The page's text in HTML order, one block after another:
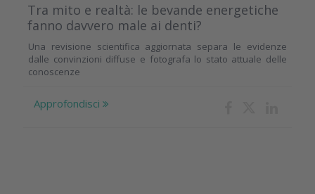
Tra mito e realtà: le bevande energetiche
fanno davvero male ai denti?
Una revisione scientifica aggiornata separa le evidenze
dalle convinzioni diffuse e fotografa lo stato attuale delle
conoscenze
Approfondisci